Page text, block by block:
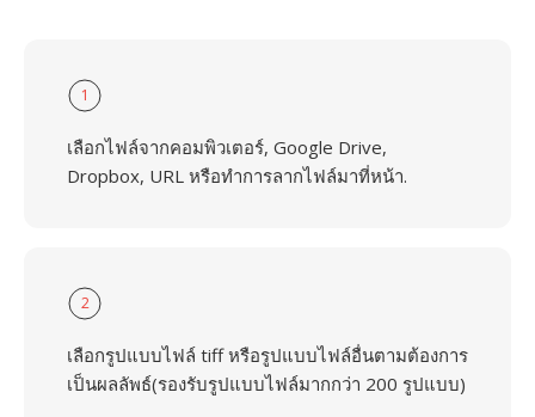
1
เลือกไฟล์จากคอมพิวเตอร์, Google Drive,
Dropbox, URL หรือทำการลากไฟล์มาที่หน้า.
2
เลือกรูปแบบไฟล์ tiff หรือรูปแบบไฟล์อื่นตามต้องการ
เป็นผลลัพธ์(รองรับรูปแบบไฟล์มากกว่า 200 รูปแบบ)